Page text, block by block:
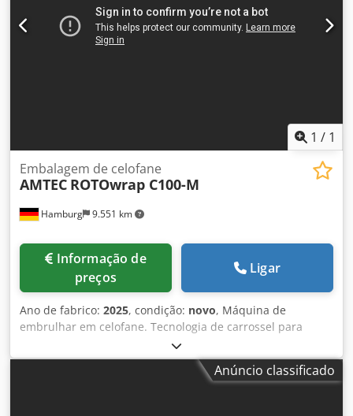
1 / 1
Hamburg 9.551 km
Embalagem de celofane
AMTEC ROTOwrap C100-M
preços
Ligar
Ano de fabrico: 2025, condição: novo, Máquina de
embrulhar em celofane. Tecnologia de carrossel para
produtos de médio porte e alta velocidade de embalagem.
- Especificações: taxa máxima de ciclos da máquina em
marcha lenta: 100 ciclos/minuto; Dimensões do produto
Anúncio classificado